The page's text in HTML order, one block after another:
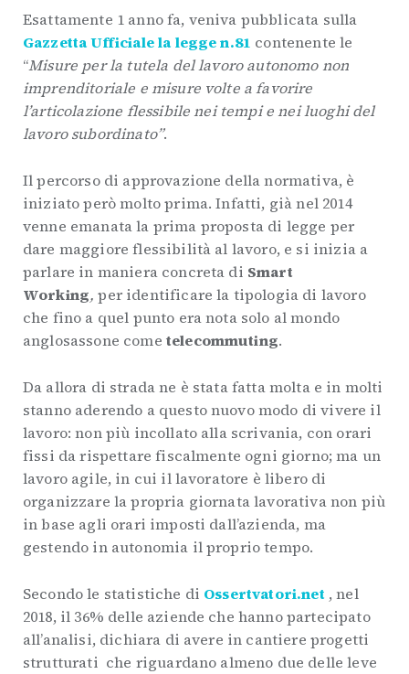
Esattamente 1 anno fa, veniva pubblicata sulla
Gazzetta Ufficiale la legge n.81 contenente le
“Misure per la tutela del lavoro autonomo non
imprenditoriale e misure volte a favorire
l’articolazione flessibile nei tempi e nei luoghi del
lavoro subordinato”.
Il percorso di approvazione della normativa, è
iniziato però molto prima. Infatti, già nel 2014
venne emanata la prima proposta di legge per
dare maggiore flessibilità al lavoro, e si inizia a
parlare in maniera concreta di Smart
Working, per identificare la tipologia di lavoro
che fino a quel punto era nota solo al mondo
anglosassone come telecommuting.
Da allora di strada ne è stata fatta molta e in molti
stanno aderendo a questo nuovo modo di vivere il
lavoro: non più incollato alla scrivania, con orari
fissi da rispettare fiscalmente ogni giorno; ma un
lavoro agile, in cui il lavoratore è libero di
organizzare la propria giornata lavorativa non più
in base agli orari imposti dall’azienda, ma
gestendo in autonomia il proprio tempo.
Secondo le statistiche di Ossertvatori.net, nel
2018, il 36% delle aziende che hanno partecipato
all’analisi, dichiara di avere in cantiere progetti
strutturati che riguardano almeno due delle leve